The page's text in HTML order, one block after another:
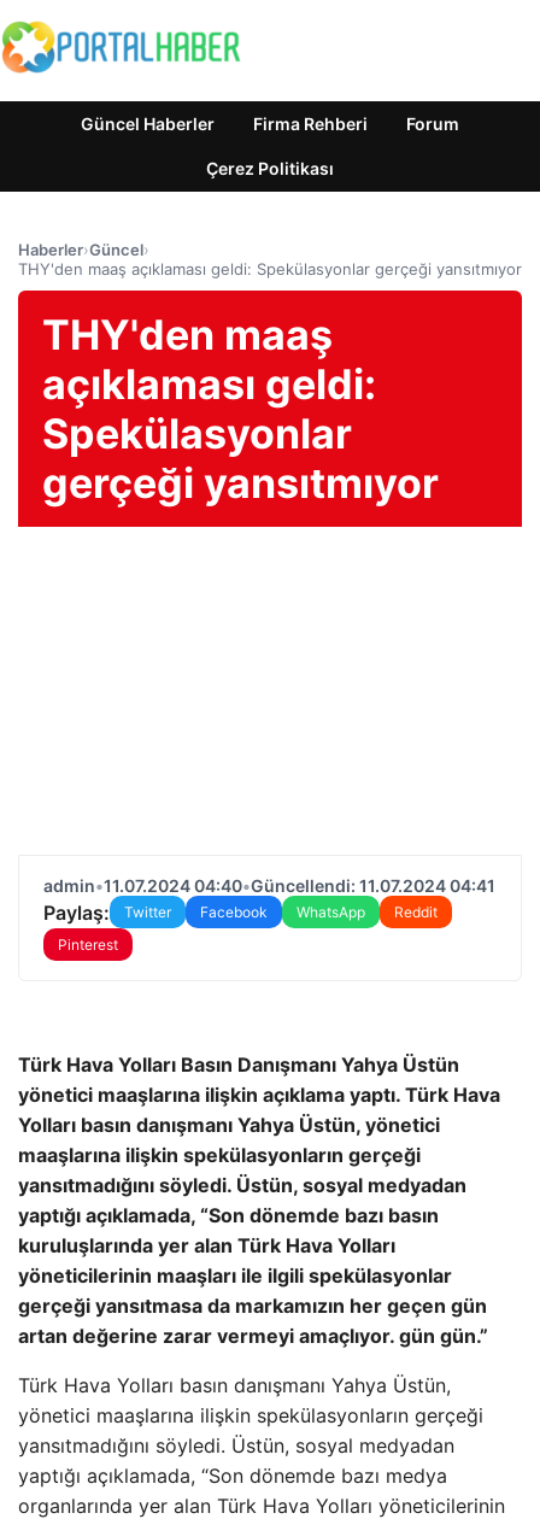
Güncel Haberler Firma Rehberi Forum
Çerez Politikası
Haberler›Güncel›
THY'den maaş açıklaması geldi: Spekülasyonlar gerçeği yansıtmıyor
THY'den maaş
açıklaması geldi:
Spekülasyonlar
gerçeği yansıtmıyor
admin•11.07.2024 04:40•Güncellendi: 11.07.2024 04:41
Paylaş: Twitter Facebook WhatsApp
Reddit
Pinterest
Türk Hava Yolları Basın Danışmanı Yahya Üstün
yönetici maaşlarına ilişkin açıklama yaptı. Türk Hava
Yolları basın danışmanı Yahya Üstün, yönetici
maaşlarına ilişkin spekülasyonların gerçeği
yansıtmadığını söyledi. Üstün, sosyal medyadan
yaptığı açıklamada, “Son dönemde bazı basın
kuruluşlarında yer alan Türk Hava Yolları
yöneticilerinin maaşları ile ilgili spekülasyonlar
gerçeği yansıtmasa da markamızın her geçen gün
artan değerine zarar vermeyi amaçlıyor. gün gün.”
Türk Hava Yolları basın danışmanı Yahya Üstün,
yönetici maaşlarına ilişkin spekülasyonların gerçeği
yansıtmadığını söyledi. Üstün, sosyal medyadan
yaptığı açıklamada, “Son dönemde bazı medya
organlarında yer alan Türk Hava Yolları yöneticilerinin